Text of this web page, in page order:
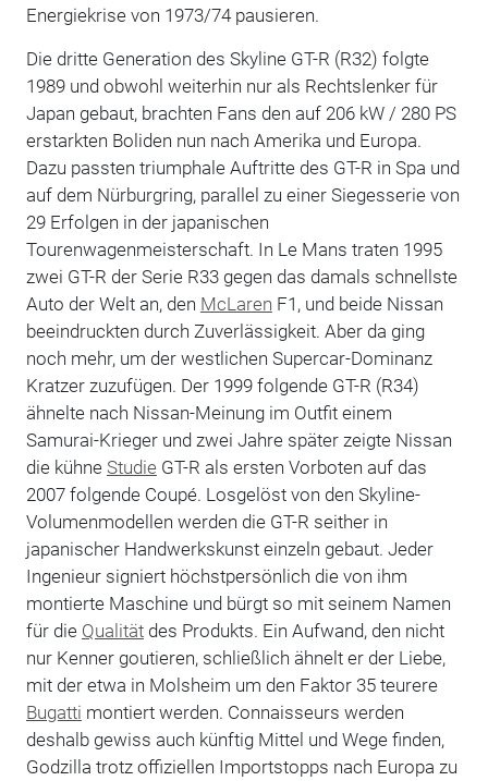
Energiekrise von 1973/74 pausieren.
Die dritte Generation des Skyline GT-R (R32) folgte
1989 und obwohl weiterhin nur als Rechtslenker für
Japan gebaut, brachten Fans den auf 206 kW / 280 PS
erstarkten Boliden nun nach Amerika und Europa.
Dazu passten triumphale Auftritte des GT-R in Spa und
auf dem Nürburgring, parallel zu einer Siegesserie von
29 Erfolgen in der japanischen
Tourenwagenmeisterschaft. In Le Mans traten 1995
zwei GT-R der Serie R33 gegen das damals schnellste
Auto der Welt an, den McLaren F1, und beide Nissan
beeindruckten durch Zuverlässigkeit. Aber da ging
noch mehr, um der westlichen Supercar-Dominanz
Kratzer zuzufügen. Der 1999 folgende GT-R (R34)
ähnelte nach Nissan-Meinung im Outfit einem
Samurai-Krieger und zwei Jahre später zeigte Nissan
die kühne Studie GT-R als ersten Vorboten auf das
2007 folgende Coupé. Losgelöst von den Skyline-
Volumenmodellen werden die GT-R seither in
japanischer Handwerkskunst einzeln gebaut. Jeder
Ingenieur signiert höchstpersönlich die von ihm
montierte Maschine und bürgt so mit seinem Namen
für die Qualitätdes Produkts. Ein Aufwand, den nicht
nur Kenner goutieren, schließlich ähnelt er der Liebe,
mit der etwa in Molsheim um den Faktor 35 teurere
Bugatti montiert werden. Connaisseurs werden
deshalb gewiss auch künftig Mittel und Wege finden,
Godzilla trotz offiziellen Importstopps nach Europa zu